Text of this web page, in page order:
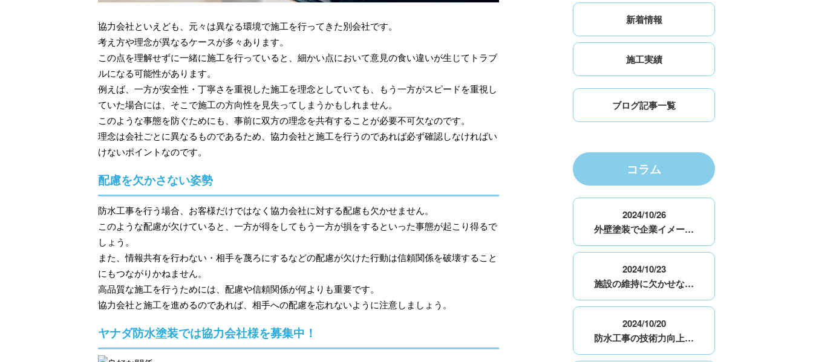
協力会社といえども、元々は異なる環境で施工を行ってきた別会社です。
考え方や理念が異なるケースが多々あります。
この点を理解せずに一緒に施工を行っていると、細かい点において意見の食い違いが生じてトラブ
ルになる可能性があります。
例えば、一方が安全性・丁寧さを重視した施工を理念としていても、もう一方がスピードを重視し
ていた場合には、そこで施工の方向性を見失ってしまうかもしれません。
このような事態を防ぐためにも、事前に双方の理念を共有することが必要不可欠なのです。
理念は会社ごとに異なるものであるため、協力会社と施工を行うのであれば必ず確認しなければい
けないポイントなのです。
配慮を欠かさない姿勢
防水工事を行う場合、お客様だけではなく協力会社に対する配慮も欠かせません。
このような配慮が欠けていると、一方が得をしてもう一方が損をするといった事態が起こり得るで
しょう。
また、情報共有を行わない・相手を蔑ろにするなどの配慮が欠けた行動は信頼関係を破壊すること
にもつながりかねません。
高品質な施工を行うためには、配慮や信頼関係が何よりも重要です。
協力会社と施工を進めるのであれば、相手への配慮を忘れないように注意しましょう。
ヤナダ防水塗装では協力会社様を募集中！
新着情報
施工実績
ブログ記事一覧
コラム
2024/10/26
外壁塗装で企業イメー…
2024/10/23
施設の維持に欠かせな…
2024/10/20
防水工事の技術力向上…